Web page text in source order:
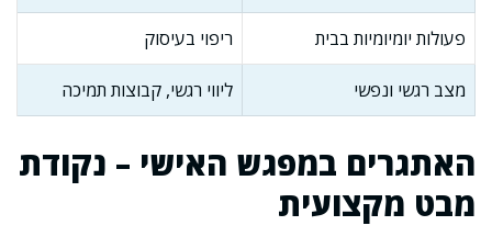
פעולות יומיומיות בבית ריפוי בעיסוק
מצב רגשי ונפשי ליווי רגשי, קבוצות תמיכה
האתגרים במפגש האישי – נקודת
מבט מקצועית